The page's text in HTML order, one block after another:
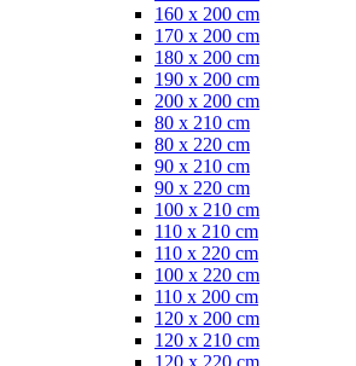
160 x 200 cm
170 x 200 cm
180 x 200 cm
190 x 200 cm
200 x 200 cm
80 x 210 cm
80 x 220 cm
90 x 210 cm
90 x 220 cm
100 x 210 cm
110 x 210 cm
110 x 220 cm
100 x 220 cm
110 x 200 cm
120 x 200 cm
120 x 210 cm
120 x 220 cm